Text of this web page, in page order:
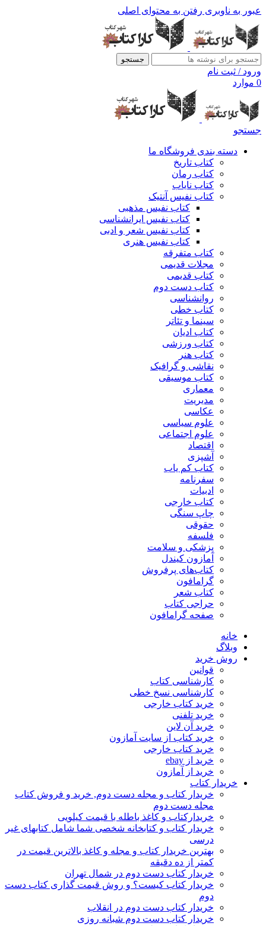
عبور به ناوبری رفتن به محتوای اصلی
جستجو
ورود / ثبت نام
0 موارد
جستجو
دسته بندی فروشگاه ما
کتاب تاریخ
کتاب رمان
کتاب نایاب
کتاب نفیس آنتیک
کتاب نفیس مذهبی
کتاب نفیس ایرانشناسی
کتاب نفیس شعر و ادبی
کتاب نفیس هنری
کتاب متفرقه
مجلات قدیمی
کتاب قدیمی
کتاب دست دوم
روانشناسی
کتاب خطی
سینما و تئاتر
کتاب ادیان
کتاب ورزشی
کتاب هنر
نقاشی و گرافیک
کتاب موسیقی
معماری
مدیریت
عکاسی
علوم سیاسی
علوم اجتماعی
اقتصاد
آشپزی
کتاب کم یاب
سفرنامه
ادبیات
کتاب خارجی
چاپ سنگی
حقوقی
فلسفه
پزشکی و سلامت
آمازون کیندل
کتاب‌های پرفروش
گرامافون
کتاب شعر
حراجی کتاب
صفحه گرامافون
خانه
وبلاگ
روش خرید
قوانین
کارشناسی کتاب
کارشناسی نسخ خطی
خرید کتاب خارجی
خرید تلفنی
خرید آن لاین
خرید کتاب از سایت آمازون
خرید کتاب خارجی
خرید از ebay
خرید از آمازون
خریدار کتاب
خریدار کتاب و مجله دست دوم, خرید و فروش کتاب
مجله دست دوم
خریدارکتاب و کاغذ باطله با قیمت کیلویی
خریدار کتاب و کتابخانه شخصی شما شامل کتابهای غیر
درسی
بهترین خریدار کتاب و مجله و کاغذ بالاترین قیمت در
کمتر از ده دقیقه
خریدار کتاب دست دوم در شمال تهران
خریدار کتاب کیست؟ و روش قیمت گذاری کتاب دست
دوم
خریدار کتاب دست دوم در انقلاب
خریدار کتاب دست دوم شبانه روزی